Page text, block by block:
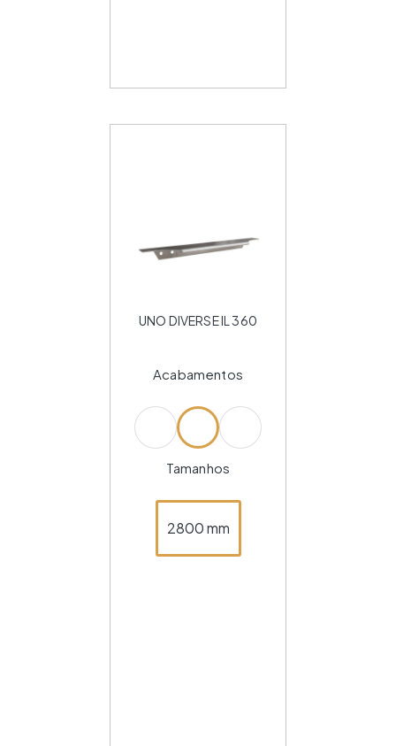
UNO DIVERSE IL 360
Acabamentos
Tamanhos
2800 mm